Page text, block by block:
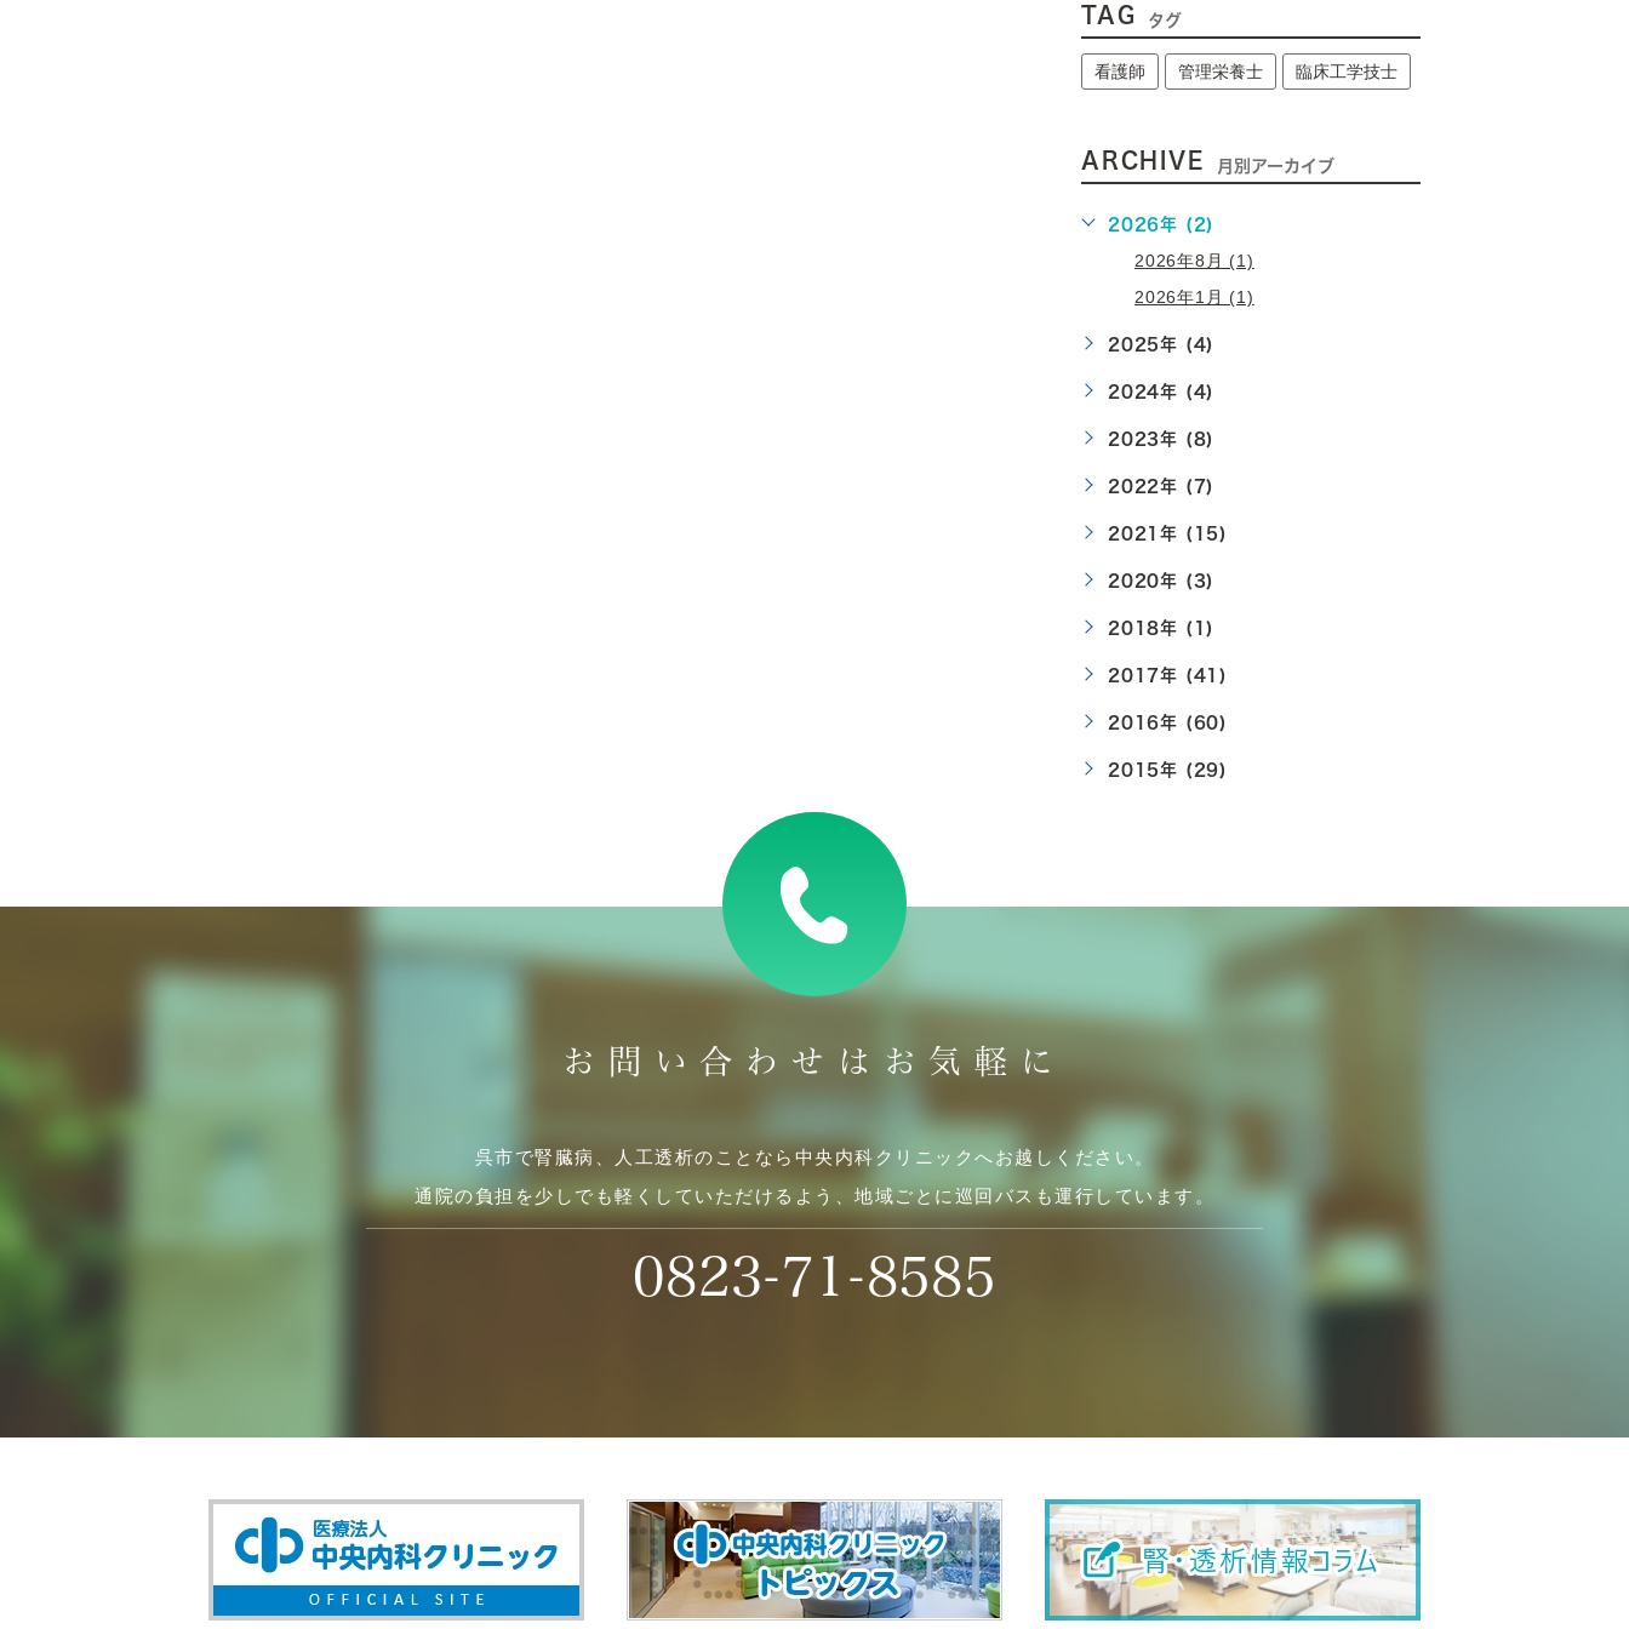
TAG タグ
看護師 管理栄養士 臨床工学技士
ARCHIVE 月別アーカイブ
2026年 (2)
2026年8月 (1)
2026年1月 (1)
2025年 (4)
2024年 (4)
2023年 (8)
2022年 (7)
2021年 (15)
2020年 (3)
2018年 (1)
2017年 (41)
2016年 (60)
2015年 (29)
お問い合わせはお気軽に
呉市で腎臓病、人工透析のことなら中央内科クリニックへお越しください。
通院の負担を少しでも軽くしていただけるよう、地域ごとに巡回バスも運行しています。
0823-71-8585